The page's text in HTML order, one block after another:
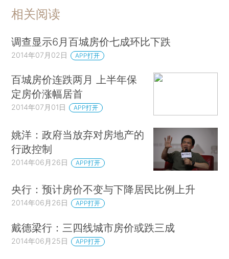
相关阅读
调查显示6月百城房价七成环比下跌
2014年07月02日 APP打开
百城房价连跌两月 上半年保
定房价涨幅居首
2014年07月01日 APP打开
姚洋：政府当放弃对房地产的
行政控制
2014年06月26日 APP打开
央行：预计房价不变与下降居民比例上升
2014年06月26日 APP打开
戴德梁行：三四线城市房价或跌三成
2014年06月25日 APP打开